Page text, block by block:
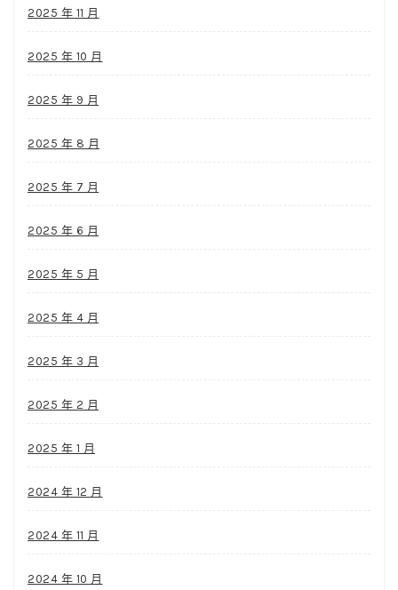
2025 年 11 月
2025 年 10 月
2025 年 9 月
2025 年 8 月
2025 年 7 月
2025 年 6 月
2025 年 5 月
2025 年 4 月
2025 年 3 月
2025 年 2 月
2025 年 1 月
2024 年 12 月
2024 年 11 月
2024 年 10 月